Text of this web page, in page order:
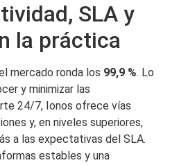
SLA y
la práctica
mercado ronda los 99,9 %. Lo
y minimizar las
24/7, Ionos ofrece vías
y, en niveles superiores,
a las expectativas del SLA.
estables y una